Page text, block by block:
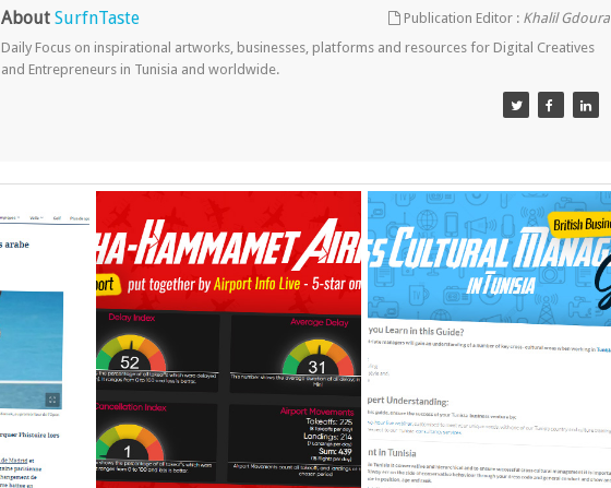
About SurfnTaste Publication Editor : Khalil Gdoura
Daily Focus on inspirational artworks, businesses, platforms and resources for Digital Creatives
and Entrepreneurs in Tunisia and worldwide.